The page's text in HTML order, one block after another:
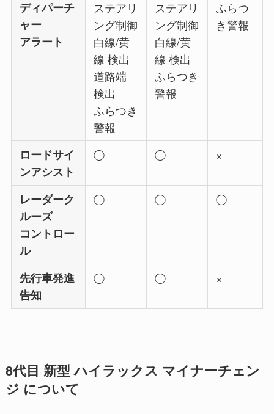
ディパーチ
ャー
アラート
ステアリ
ング制御
白線/黄
線 検出
道路端
検出
ふらつき
警報
ステアリ
ング制御
白線/黄
線 検出
ふらつき
警報
ふらつ
き警報
ロードサイ
ンアシスト
◯ ◯ ×
レーダーク
ルーズ
コントロー
ル
◯ ◯ ◯
先行車発進
告知
◯ ◯ ×
8代目 新型 ハイラックス マイナーチェン
ジ について